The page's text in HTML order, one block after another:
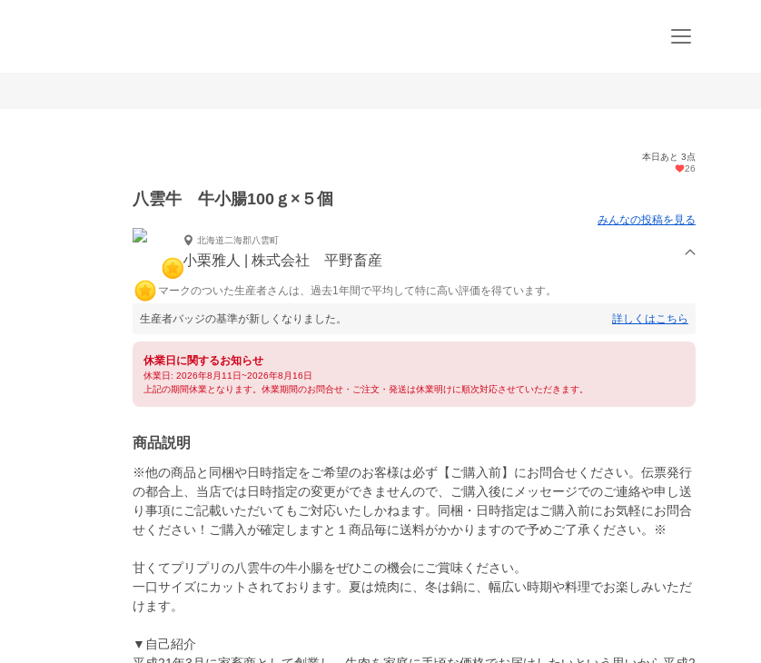
本日あと 3点
26
八雲牛 牛小腸100ｇ×５個
みんなの投稿を見る
北海道二海郡八雲町
小栗雅人 | 株式会社 平野畜産
マークのついた生産者さんは、過去1年間で平均して特に高い評価を得ています。
生産者バッジの基準が新しくなりました。 詳しくはこちら
休業日に関するお知らせ
休業日: 2026年8月11日~2026年8月16日
上記の期間休業となります。休業期間のお問合せ・ご注文・発送は休業明けに順次対応させていただきます。
商品説明
※他の商品と同梱や日時指定をご希望のお客様は必ず【ご購入前】にお問合せください。伝票発行
の都合上、当店では日時指定の変更ができませんので、ご購入後にメッセージでのご連絡や申し送
り事項にご記載いただいてもご対応いたしかねます。同梱・日時指定はご購入前にお気軽にお問合
せください！ご購入が確定しますと１商品毎に送料がかかりますので予めご了承ください。※
甘くてプリプリの八雲牛の牛小腸をぜひこの機会にご賞味ください。
一口サイズにカットされております。夏は焼肉に、冬は鍋に、幅広い時期や料理でお楽しみいただ
けます。
▼自己紹介